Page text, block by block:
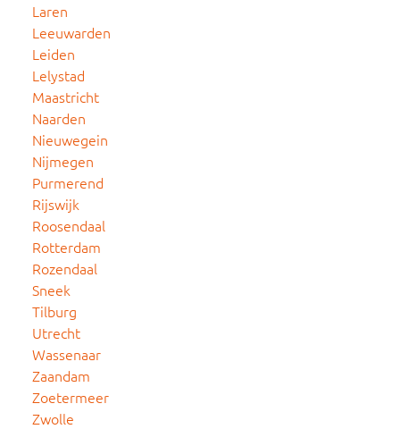
Laren
Leeuwarden
Leiden
Lelystad
Maastricht
Naarden
Nieuwegein
Nijmegen
Purmerend
Rijswijk
Roosendaal
Rotterdam
Rozendaal
Sneek
Tilburg
Utrecht
Wassenaar
Zaandam
Zoetermeer
Zwolle